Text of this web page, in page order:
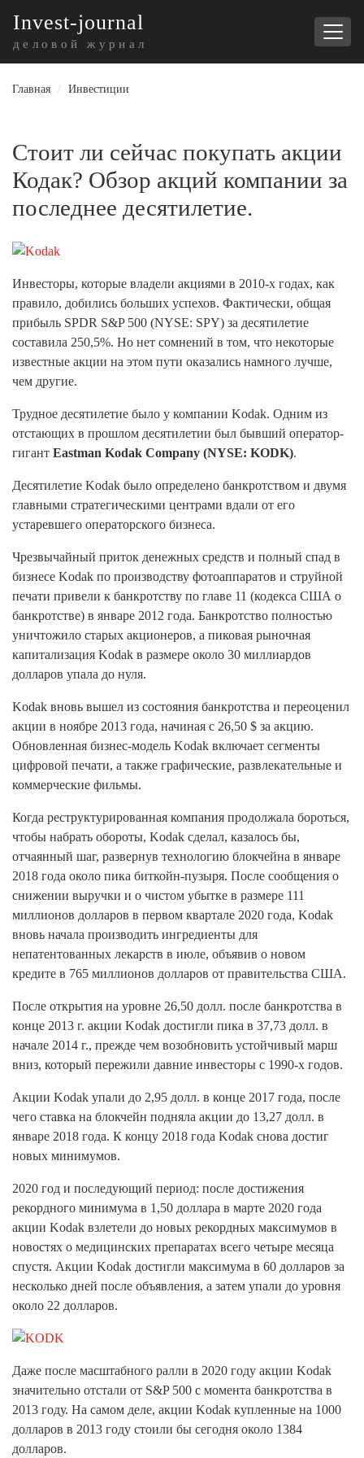
Invest-journal
деловой журнал
Главная / Инвестиции
Стоит ли сейчас покупать акции
Кодак? Обзор акций компании за
последнее десятилетие.
Инвесторы, которые владели акциями в 2010-х годах, как
правило, добились больших успехов. Фактически, общая
прибыль SPDR S&P 500 (NYSE: SPY) за десятилетие
составила 250,5%. Но нет сомнений в том, что некоторые
известные акции на этом пути оказались намного лучше,
чем другие.
Трудное десятилетие было у компании Kodak. Одним из
отстающих в прошлом десятилетии был бывший оператор-
гигант Eastman Kodak Company (NYSE: KODK).
Десятилетие Kodak было определено банкротством и двумя
главными стратегическими центрами вдали от его
устаревшего операторского бизнеса.
Чрезвычайный приток денежных средств и полный спад в
бизнесе Kodak по производству фотоаппаратов и струйной
печати привели к банкротству по главе 11 (кодекса США о
банкротстве) в январе 2012 года. Банкротство полностью
уничтожило старых акционеров, а пиковая рыночная
капитализация Kodak в размере около 30 миллиардов
долларов упала до нуля.
Kodak вновь вышел из состояния банкротства и переоценил
акции в ноябре 2013 года, начиная с 26,50 $ за акцию.
Обновленная бизнес-модель Kodak включает сегменты
цифровой печати, а также графические, развлекательные и
коммерческие фильмы.
Когда реструктурированная компания продолжала бороться,
чтобы набрать обороты, Kodak сделал, казалось бы,
отчаянный шаг, развернув технологию блокчейна в январе
2018 года около пика биткойн-пузыря. После сообщения о
снижении выручки и о чистом убытке в размере 111
миллионов долларов в первом квартале 2020 года, Kodak
вновь начала производить ингредиенты для
непатентованных лекарств в июле, объявив о новом
кредите в 765 миллионов долларов от правительства США.
После открытия на уровне 26,50 долл. после банкротства в
конце 2013 г. акции Kodak достигли пика в 37,73 долл. в
начале 2014 г., прежде чем возобновить устойчивый марш
вниз, который пережили давние инвесторы с 1990-х годов.
Акции Kodak упали до 2,95 долл. в конце 2017 года, после
чего ставка на блокчейн подняла акции до 13,27 долл. в
январе 2018 года. К концу 2018 года Kodak снова достиг
новых минимумов.
2020 год и последующий период: после достижения
рекордного минимума в 1,50 доллара в марте 2020 года
акции Kodak взлетели до новых рекордных максимумов в
новостях о медицинских препаратах всего четыре месяца
спустя. Акции Kodak достигли максимума в 60 долларов за
несколько дней после объявления, а затем упали до уровня
около 22 долларов.
Даже после масштабного ралли в 2020 году акции Kodak
значительно отстали от S&P 500 с момента банкротства в
2013 году. На самом деле, акции Kodak купленные на 1000
долларов в 2013 году стоили бы сегодня около 1384
долларов.